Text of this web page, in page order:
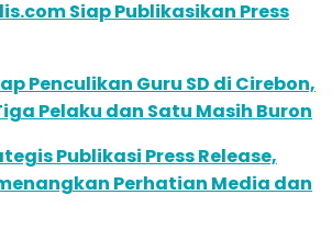
Siap Publikasikan Press
Penculikan Guru SD di Cirebon,
Pelaku dan Satu Masih Buron
Publikasi Press Release,
Perhatian Media dan